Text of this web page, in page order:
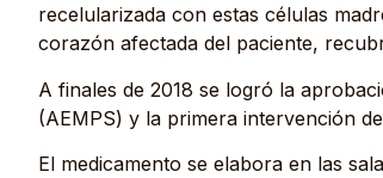
recelularizada con estas células
corazón afectada del paciente,
A finales de 2018 se logró la
(AEMPS) y la primera intervención
El medicamento se elabora en las